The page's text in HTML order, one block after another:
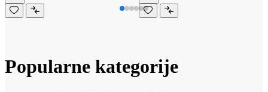
Popularne kategorije